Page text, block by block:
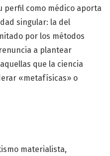
materialista
perfil como médico aporta
singular: la del
por los métodos
a plantear
que la ciencia
«metafísicas» o